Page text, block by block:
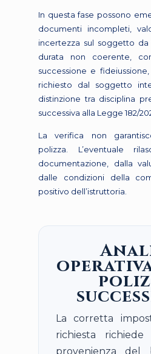
In questa fase possono
documenti incompleti,
incertezza sul soggetto
durata non coerente,
successione e
richiesto dal soggetto
distinzione tra disciplina
successiva alla Legge 182/
La verifica non
polizza. L’eventuale
documentazione, dalla
dalle condizioni della
positivo dell’istruttoria.
La corretta
richiesta
provenienza del